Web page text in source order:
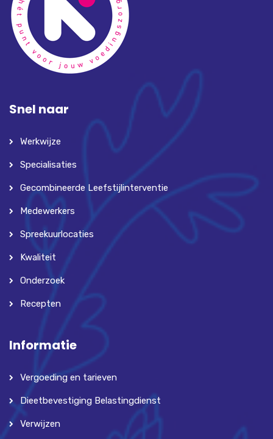
Snel naar
Werkwijze
Specialisaties
Gecombineerde Leefstijlinterventie
Medewerkers
Spreekuurlocaties
Kwaliteit
Onderzoek
Recepten
Informatie
Vergoeding en tarieven
Dieetbevestiging Belastingdienst
Verwijzen